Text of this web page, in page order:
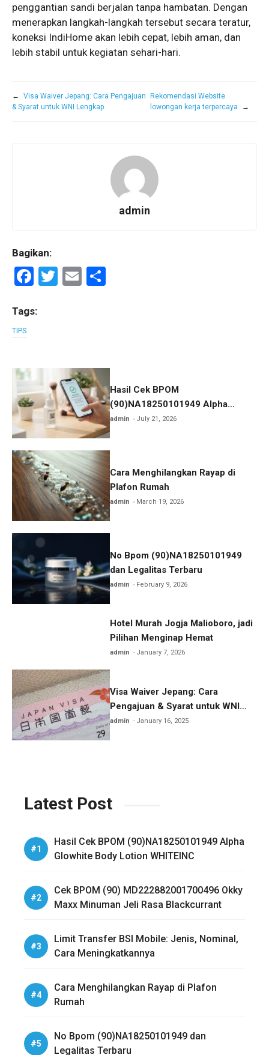
penggantian sandi berjalan tanpa hambatan. Dengan
menerapkan langkah-langkah tersebut secara teratur,
koneksi IndiHome akan lebih cepat, lebih aman, dan
lebih stabil untuk kegiatan sehari-hari.
←
Visa Waiver Jepang: Cara Pengajuan
& Syarat untuk WNI Lengkap
Rekomendasi Website
lowongan kerja terpercaya
→
admin
Bagikan:
F
ce
o
k
T
E
Tags:
TIPS
Hasil Cek BPOM
(90)NA18250101949 Alpha
Glowhite Body Lotion WHITEINC
admin July 21, 2026
Cara Menghilangkan Rayap di
Plafon Rumah
admin March 19, 2026
No Bpom (90)NA18250101949
dan Legalitas Terbaru
admin February 9, 2026
Hotel Murah Jogja Malioboro, jadi
Pilihan Menginap Hemat
admin January 7, 2026
Visa Waiver Jepang: Cara
Pengajuan & Syarat untuk WNI
Lengkap
admin January 16, 2025
Latest Post
Hasil Cek BPOM (90)NA18250101949 Alpha
Glowhite Body Lotion WHITEINC
Cek BPOM (90) MD222882001700496 Okky
Maxx Minuman Jeli Rasa Blackcurrant
Limit Transfer BSI Mobile: Jenis, Nominal,
Cara Meningkatkannya
Cara Menghilangkan Rayap di Plafon
Rumah
No Bpom (90)NA18250101949 dan
Legalitas Terbaru